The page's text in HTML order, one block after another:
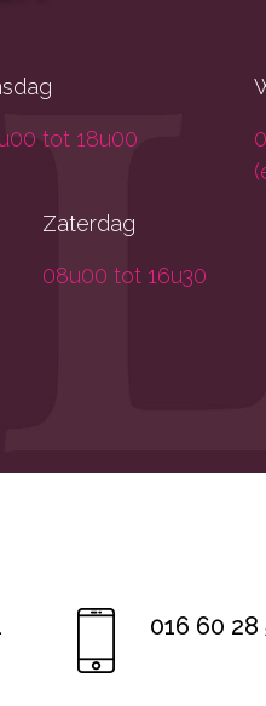
tot 18u00
Zaterdag
08u00 tot 16u30
016 60 28